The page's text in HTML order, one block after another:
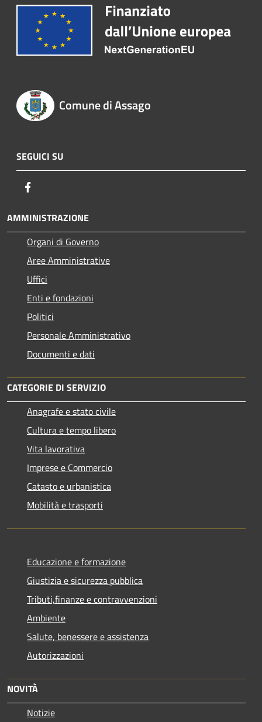
Comune di Assago
SEGUICI SU
AMMINISTRAZIONE
Organi di Governo
Aree Amministrative
Uffici
Enti e fondazioni
Politici
Personale Amministrativo
Documenti e dati
CATEGORIE DI SERVIZIO
Anagrafe e stato civile
Cultura e tempo libero
Vita lavorativa
Imprese e Commercio
Catasto e urbanistica
Mobilità e trasporti
Educazione e formazione
Giustizia e sicurezza pubblica
Tributi,finanze e contravvenzioni
Ambiente
Salute, benessere e assistenza
Autorizzazioni
NOVITÀ
Notizie